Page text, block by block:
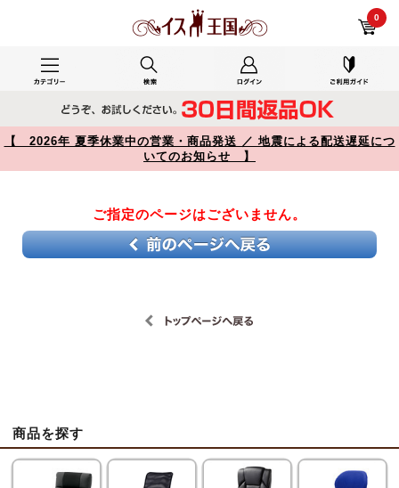
0
【 2026年 夏季休業中の営業・商品発送 ／ 地震による配送遅延につ
いてのお知らせ 】
ご指定のページはございません。
商品を探す